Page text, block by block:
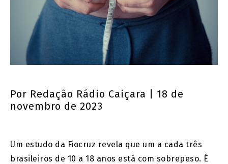
Por Redação Rádio Caiçara | 18 de
novembro de 2023
Um estudo da Fiocruz revela que um a cada três
brasileiros de 10 a 18 anos está com sobrepeso. É